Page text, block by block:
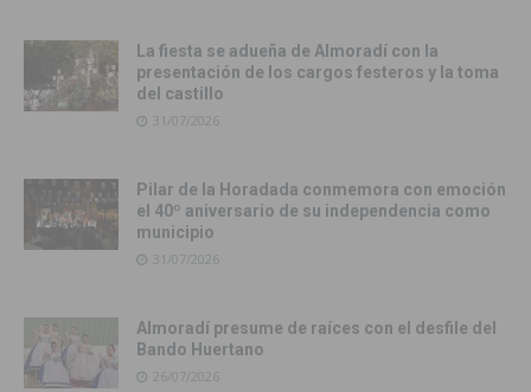
La fiesta se adueña de Almoradí con la
presentación de los cargos festeros y la toma
del castillo
31/07/2026
Pilar de la Horadada conmemora con emoción
el 40º aniversario de su independencia como
municipio
31/07/2026
Almoradí presume de raíces con el desfile del
Bando Huertano
26/07/2026